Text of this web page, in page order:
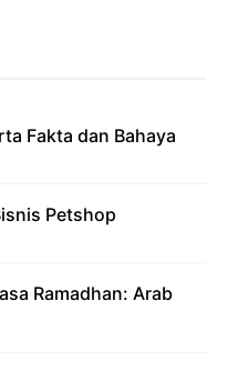
Fakta dan Bahaya
Petshop
Ramadhan: Arab